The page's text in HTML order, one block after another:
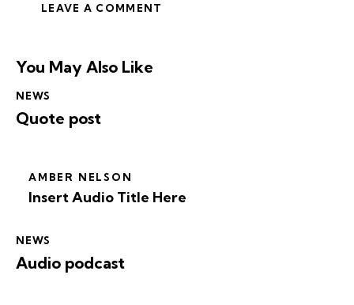
You May Also Like
NEWS
Quote post
AMBER NELSON
Insert Audio Title Here
NEWS
Audio podcast